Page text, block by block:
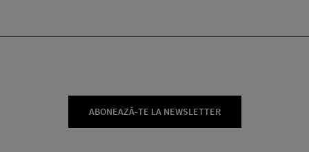
ABONEAZĂ-TE LA NEWSLETTER